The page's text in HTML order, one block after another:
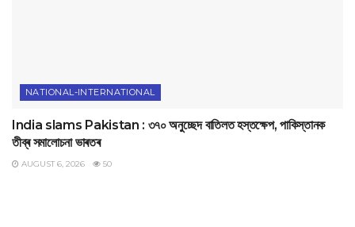
NATIONAL-INTERNATIONAL
India slams Pakistan : ৩৭০ অনুচ্ছেদ বাতিলত হস্তক্ষেপ, পাকিস্তানক
তীব্ৰ সমালোচনা ভাৰতৰ
AUGUST 6, 2026 50